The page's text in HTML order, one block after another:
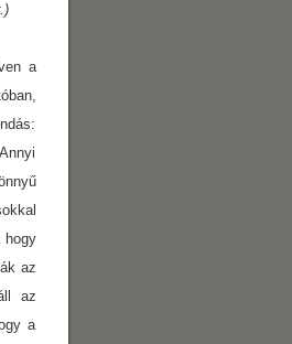
a
hogy
az
az
a